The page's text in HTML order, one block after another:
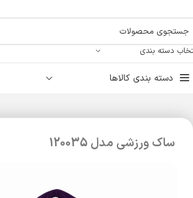
دسته بندی
دسته بندی کالاها
ساک ورزشی مدل 120035